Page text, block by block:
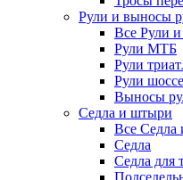
Рули и выносы
Все Рули
Рули МТБ
Рули
Рули
Выносы
Седла и штыри
Все Седла
Седла
Седла для